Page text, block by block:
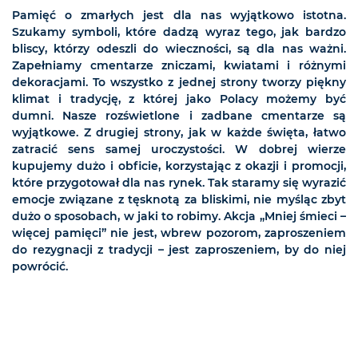
Pamięć o zmarłych jest dla nas wyjątkowo istotna.
Szukamy symboli, które dadzą wyraz tego, jak bardzo
bliscy, którzy odeszli do wieczności, są dla nas ważni.
Zapełniamy cmentarze zniczami, kwiatami i różnymi
dekoracjami. To wszystko z jednej strony tworzy piękny
klimat i tradycję, z której jako Polacy możemy być
dumni. Nasze rozświetlone i zadbane cmentarze są
wyjątkowe. Z drugiej strony, jak w każde święta, łatwo
zatracić sens samej uroczystości. W dobrej wierze
kupujemy dużo i obficie, korzystając z okazji i promocji,
które przygotował dla nas rynek. Tak staramy się wyrazić
emocje związane z tęsknotą za bliskimi, nie myśląc zbyt
dużo o sposobach, w jaki to robimy. Akcja „Mniej śmieci –
więcej pamięci” nie jest, wbrew pozorom, zaproszeniem
do rezygnacji z tradycji – jest zaproszeniem, by do niej
powrócić.